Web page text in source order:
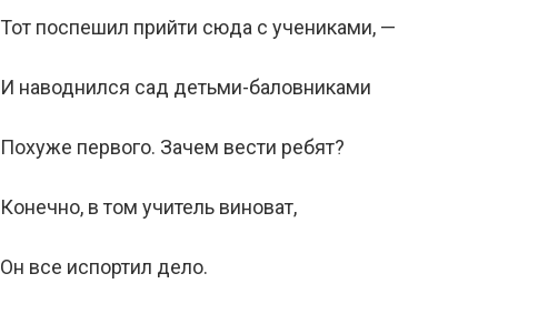
Тот поспешил прийти сюда с учениками, —
И наводнился сад детьми-баловниками
Похуже первого. Зачем вести ребят?
Конечно, в том учитель виноват,
Он все испортил дело.